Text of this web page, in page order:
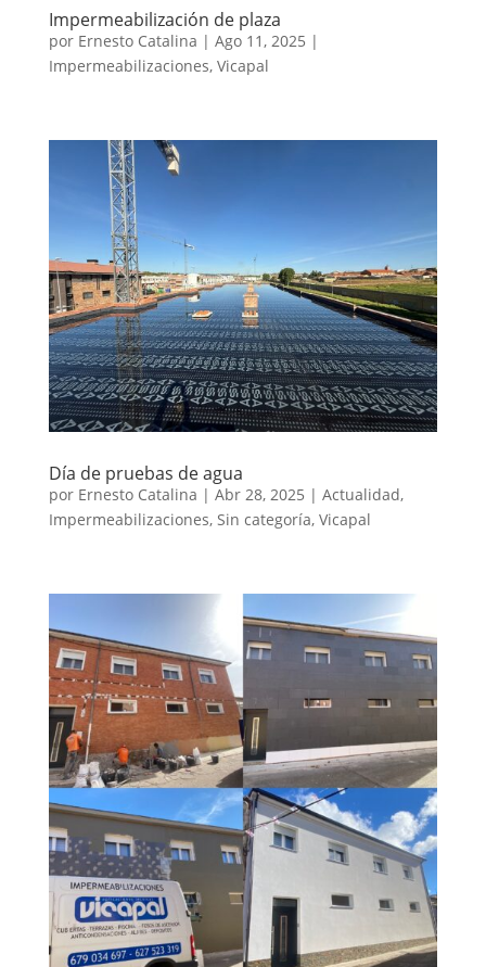
Impermeabilización de plaza
por Ernesto Catalina | Ago 11, 2025 |
Impermeabilizaciones, Vicapal
Día de pruebas de agua
por Ernesto Catalina | Abr 28, 2025 | Actualidad,
Impermeabilizaciones, Sin categoría, Vicapal